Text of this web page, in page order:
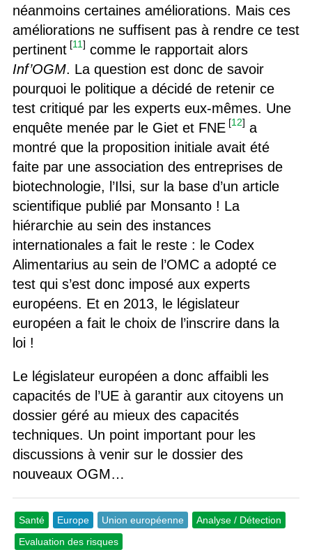
néanmoins certaines améliorations. Mais ces
améliorations ne suffisent pas à rendre ce test
pertinent [11] comme le rapportait alors
Inf’OGM. La question est donc de savoir
pourquoi le politique a décidé de retenir ce
test critiqué par les experts eux-mêmes. Une
enquête menée par le Giet et FNE [12] a
montré que la proposition initiale avait été
faite par une association des entreprises de
biotechnologie, l’Ilsi, sur la base d’un article
scientifique publié par Monsanto ! La
hiérarchie au sein des instances
internationales a fait le reste : le Codex
Alimentarius au sein de l’OMC a adopté ce
test qui s’est donc imposé aux experts
européens. Et en 2013, le législateur
européen a fait le choix de l’inscrire dans la
loi !
Le législateur européen a donc affaibli les
capacités de l’UE à garantir aux citoyens un
dossier géré au mieux des capacités
techniques. Un point important pour les
discussions à venir sur le dossier des
nouveaux OGM…
Santé Europe Union européenne
Analyse / Détection
Evaluation des risques